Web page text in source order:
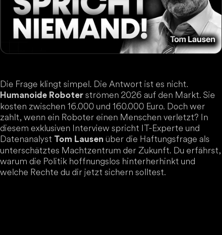
Die Frage klingt simpel. Die Antwort ist es nicht.
Humanoide Roboter strömen 2026 auf den Markt. Sie
kosten zwischen 16.000 und 160.000 Euro. Doch wer
zahlt, wenn ein Roboter einen Menschen verletzt? In
diesem exklusiven Interview spricht IT-Experte und
Datenanalyst Tom Lausen über die Haftungsfrage als
unterschätztes Machtzentrum der Zukunft. Du erfährst,
warum die Politik hoffnungslos hinterherhinkt und
welche Rechte du dir jetzt sichern solltest.